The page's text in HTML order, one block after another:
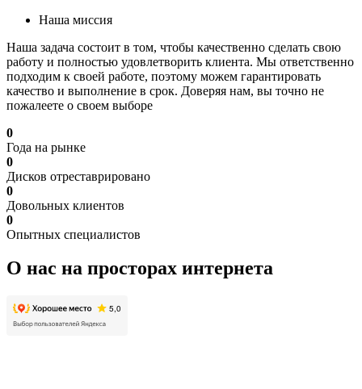
Наша миссия
Наша задача состоит в том, чтобы качественно сделать свою
работу и полностью удовлетворить клиента. Мы ответственно
подходим к своей работе, поэтому можем гарантировать
качество и выполнение в срок. Доверяя нам, вы точно не
пожалеете о своем выборе
0
Года на рынке
0
Дисков отреставрировано
0
Довольных клиентов
0
Опытных специалистов
О нас на просторах интернета